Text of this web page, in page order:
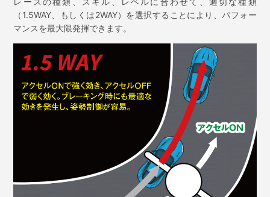
（1.5WAY、もしくは2WAY）を選択することにより、パフォー
マンスを最大限発揮できます。